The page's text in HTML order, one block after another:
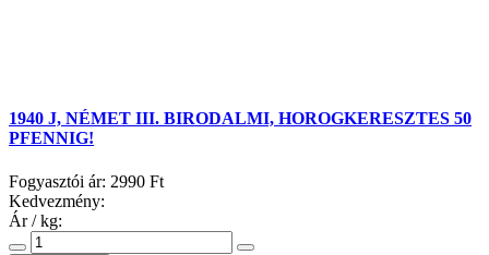
1940 J, NÉMET III. BIRODALMI, HOROGKERESZTES 50
PFENNIG!
Fogyasztói ár: 2990 Ft
Kedvezmény:
Ár / kg: